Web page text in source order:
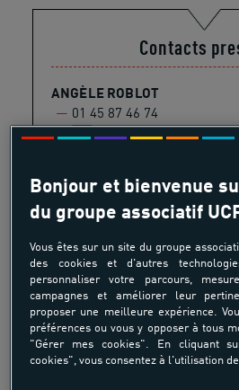
Contacts
ANGÈLE ROBLOT
01 45 87 46 74
e-mail
01 45 87 46 51
e-mail
Partager
Bonjour et bienvenue
du groupe associatif
Vous êtes sur un site du groupe
des cookies et d'autres
personnaliser votre parcours,
campagnes et améliorer leur
proposer une meilleure expérience.
préférences ou vous y opposer à tous
"Gérer mes cookies". En cliquant
cookies", vous consentez à l'utilisation